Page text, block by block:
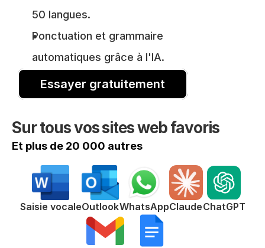
50 langues.
Ponctuation et grammaire
automatiques grâce à l'IA.
Essayer gratuitement
Sur tous vos sites web favoris
Saisie vocaleOutlookWhatsAppClaudeChatGPT
Et plus de 20 000 autres